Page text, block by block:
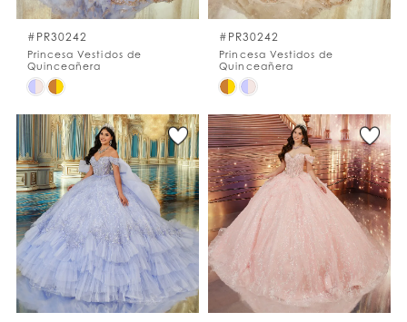
#PR30242
Princesa Vestidos de
Quinceañera
Skip
List
#3f453df3c1
to
end
#PR30242
Princesa Vestidos de
Quinceañera
Skip
List
#bee5e68177
to
end